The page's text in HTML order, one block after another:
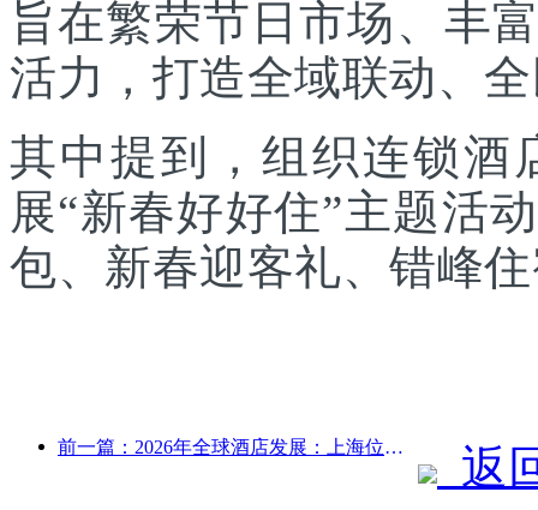
旨在繁荣节日市场、丰
活力，打造全域联动、
其中提到，组织连锁酒
展“新春好好住”主题活
包、新春迎客礼、错峰
前一篇：2026年全球酒店发展：上海位居客房新增量榜首 返